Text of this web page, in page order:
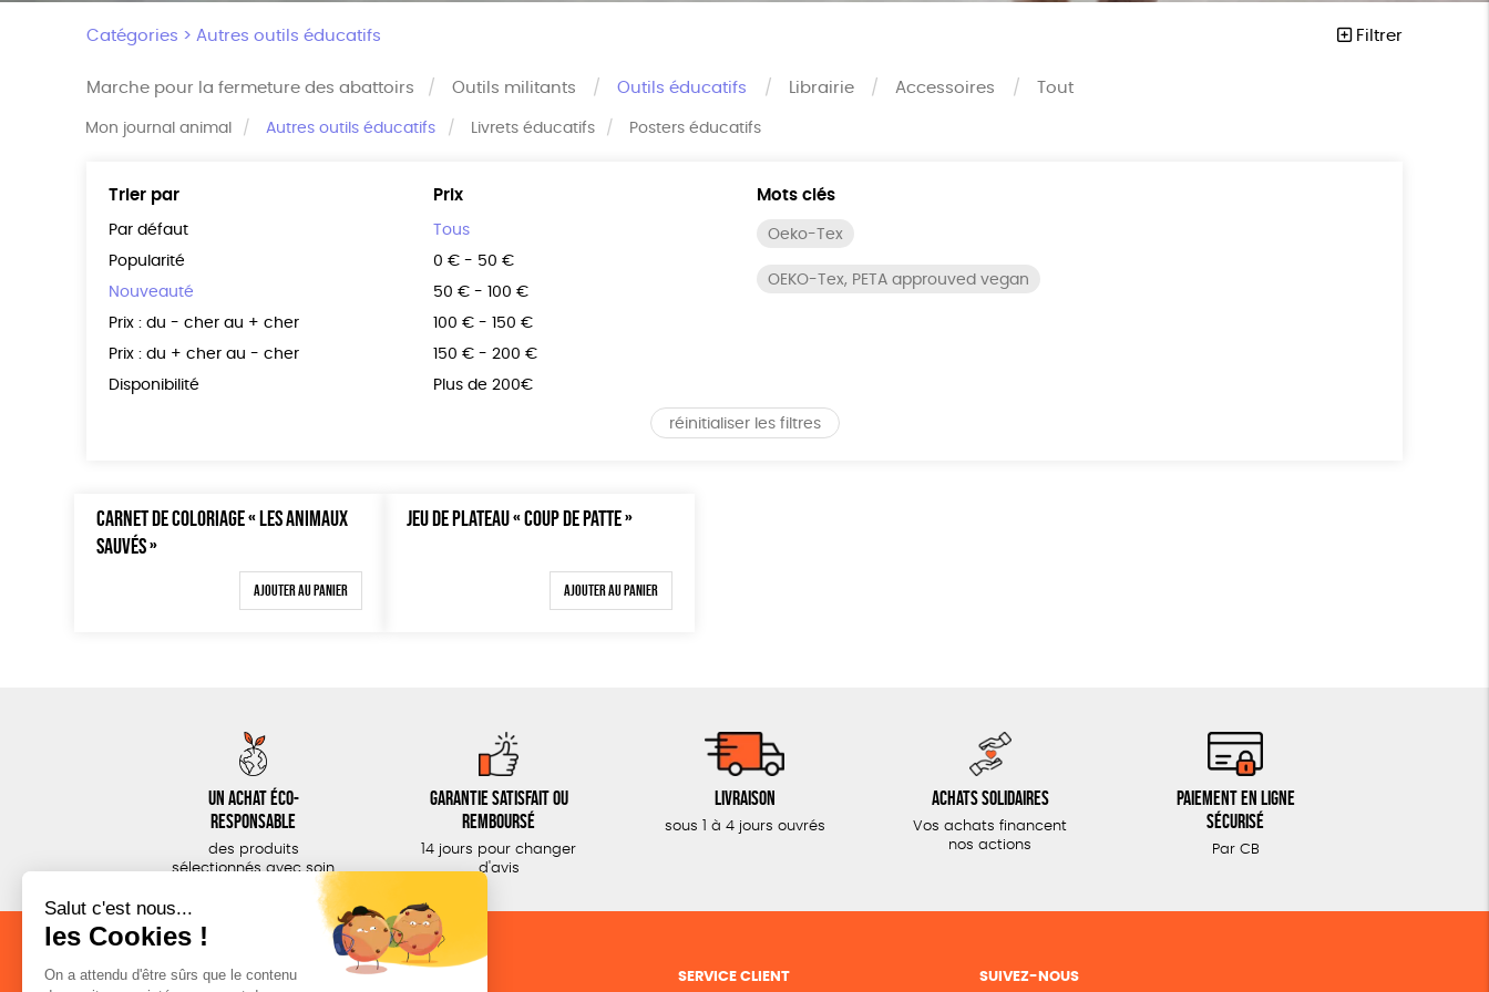
Catégories >Autres outils éducatifs Filtrer
Marche pour la fermeture des abattoirs Outils militants Outils éducatifs
Mon journal animal Autres outils éducatifs Livrets éducatifs Posters éducatifs
Librairie Accessoires Tout
Trier par
Par défaut
Popularité
Nouveauté
Prix : du - cher au + cher
Prix : du + cher au - cher
Disponibilité
Prix
Tous
0 € - 50 €
50 € - 100 €
100 € - 150 €
150 € - 200 €
Plus de 200€
Mots clés
Oeko-Tex
OEKO-Tex, PETA approuved vegan
réinitialiser les filtres
CARNET DE COLORIAGE « LES ANIMAUX
SAUVÉS »
Ajouter au panier
JEU DE PLATEAU « COUP DE PATTE »
Ajouter au panier
Un achat éco-
responsable
des produits
sélectionnés avec soin
Garantie satisfait ou
remboursé
14 jours pour changer
d'avis
Livraison
sous 1 à 4 jours ouvrés
Achats solidaires
Vos achats financent
nos actions
Paiement en ligne
sécurisé
Par CB
NOS CATÉGORIES LA BOUTIQUE SERVICE CLIENT SUIVEZ-NOUS